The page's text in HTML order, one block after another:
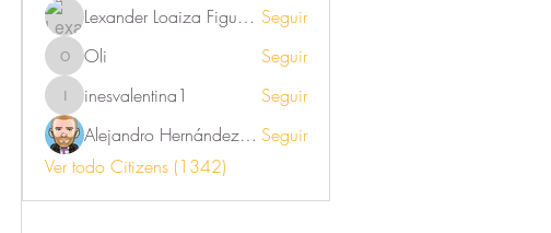
Lexander Loaiza Figueroa Seguir
Oli Oli Seguir
inesvalentina1
inesvalentina1
Seguir
Alejandro Hernández Renner Seguir
Ver todo Citizens (1342)